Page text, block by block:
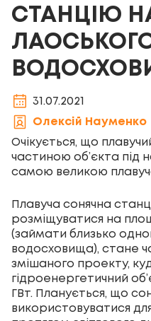
СТАНЦІЮ НА
31.07.2021
Олексій Науменко
Очікується, що
частиною об’єкта під
самою великою
Плавуча сонячна
розміщуватися на
(займати близько
водосховища), стане
змішаного проекту,
гідроенергетичний
ГВт. Планується, що
використовуватися